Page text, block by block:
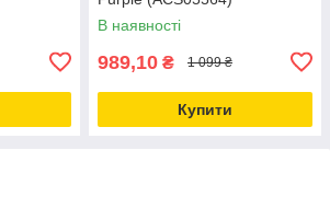
В наявності
989,10 ₴ 1 099 ₴
Купити